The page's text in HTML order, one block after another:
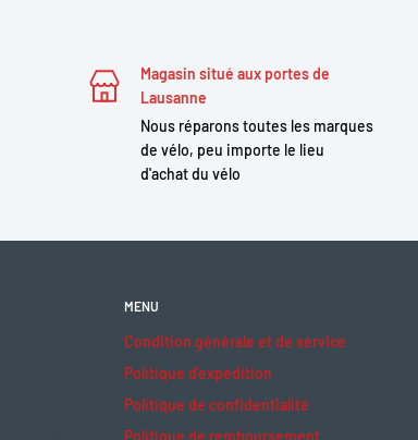
Magasin situé aux portes de
Lausanne
Nous réparons toutes les marques
de vélo, peu importe le lieu
d'achat du vélo
MENU
Condition générale et de service
Politique d'expédition
Politique de confidentialité
Politique de remboursement